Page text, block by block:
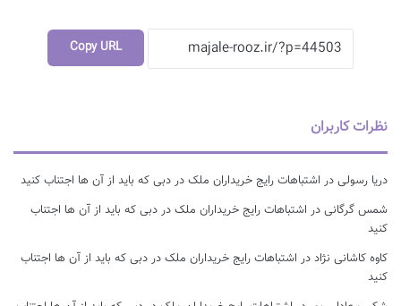
Copy URL
نظرات کاربران
دریا رسولی در اشتباهات رایج خریداران ملک در دبی که باید از آن ها اجتناب کنید
شمس گرگانی در اشتباهات رایج خریداران ملک در دبی که باید از آن ها اجتناب
کنید
کاوه کاشانی نژاد در اشتباهات رایج خریداران ملک در دبی که باید از آن ها اجتناب
کنید